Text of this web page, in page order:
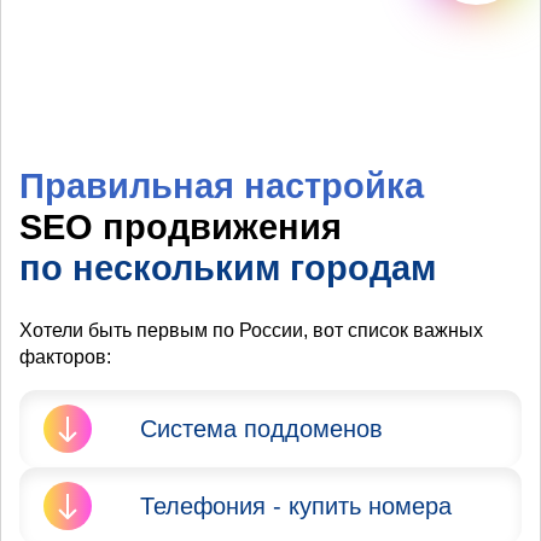
Правильная настройка
SEO продвижения
по нескольким городам
Хотели быть первым по России, вот список важных
факторов:
Система поддоменов
Яндекс и Google запрещают
продвижение сайта в
Телефония - купить номера